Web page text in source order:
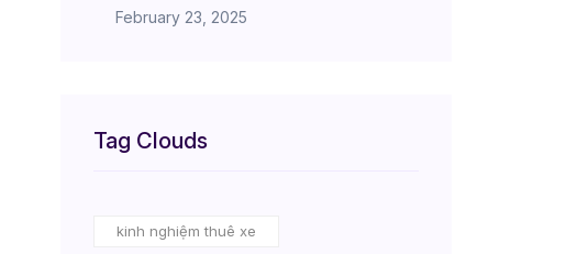
February 23, 2025
Tag Clouds
kinh nghiệm thuê xe